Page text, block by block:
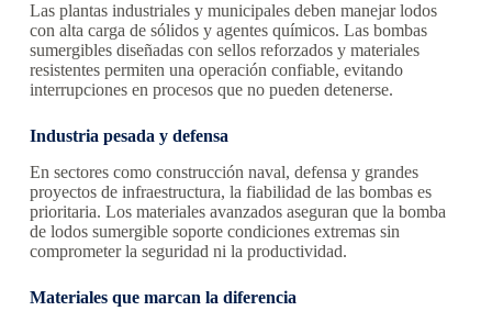
Las plantas industriales y municipales deben manejar lodos
con alta carga de sólidos y agentes químicos. Las bombas
sumergibles diseñadas con sellos reforzados y materiales
resistentes permiten una operación confiable, evitando
interrupciones en procesos que no pueden detenerse.
Industria pesada y defensa
En sectores como construcción naval, defensa y grandes
proyectos de infraestructura, la fiabilidad de las bombas es
prioritaria. Los materiales avanzados aseguran que la bomba
de lodos sumergible soporte condiciones extremas sin
comprometer la seguridad ni la productividad.
Materiales que marcan la diferencia